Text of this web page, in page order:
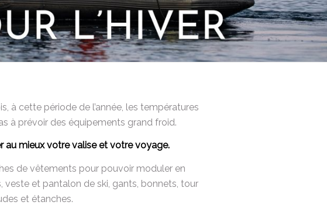
à cette période de l’année, les températures
à prévoir des équipements grand froid.
au mieux votre valise et votre voyage.
de vêtements pour pouvoir moduler en
et pantalon de ski, gants, bonnets, tour
et étanches.